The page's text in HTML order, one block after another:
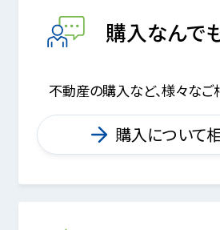
購入なんで
不動産の購入など、様々なご
購入について